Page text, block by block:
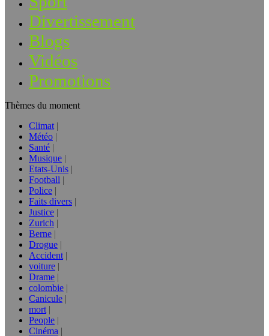
Divertissement
Blogs
Vidéos
Promotions
Thèmes du moment
Climat
Météo
Santé
Musique
Etats-Unis
Football
Police
Faits divers
Justice
Zurich
Berne
Drogue
Accident
voiture
Drame
colombie
Canicule
mort
People
Cinéma